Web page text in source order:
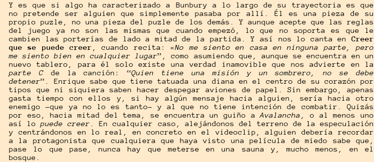
Y es que si algo ha caracterizado a Bunbury a lo largo de su trayectoria es que
no pretende ser alguien que simplemente pasaba por allí. Él es una pieza de su
propio puzle, no una pieza del puzle de los demás. Y aunque acepte que las reglas
del juego ya no son las mismas que cuando empezó, lo que no soporta es que le
cambien las porterías de lado a mitad de la partida. Y así nos lo canta enCreer
que se puede creer , cuando recita: «No me siento en casa en ninguna parte, pero
me siento bien en cualquier lugar”, como asumiendo que, aunque se encuentra en un
nuevo tablero, para él solo existe una verdad inamovible que nos advierte en la
parte Cde la canción: “Quien tiene una misión y un sombrero, no se debe
detener”. Enrique sabe que tiene tatuada una diana en el centro de su corazón por
tipos que ni siquiera saben hacer despegar aviones de papel. Sin embargo, apenas
gasta tiempo con ellos y, si hay algún mensaje hacia alguien, sería hacia otro
enemigo -que ya no lo es tanto- y al que no tiene intención de combatir. Quizás
por eso, hacia mitad del tema, se encuentra un guiño aAvalancha , o al menos uno
así lopuede creer . En cualquier caso, alejándonos del terreno de la especulación
y centrándonos en lo real, en concreto en el videoclip, alguien debería recordar
a la protagonista que cualquiera que haya visto una película de miedo sabe que,
pase lo que pase, nunca hay que meterse en una sauna y, mucho menos, en el
bosque.